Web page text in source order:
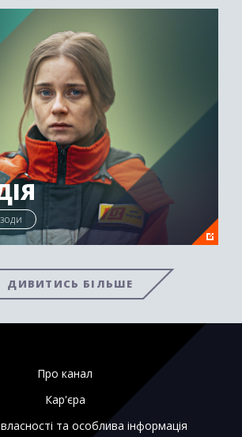
ДИВИТИСЬ БІЛЬШЕ
Про канал
Кар'єра
та особлива інформація